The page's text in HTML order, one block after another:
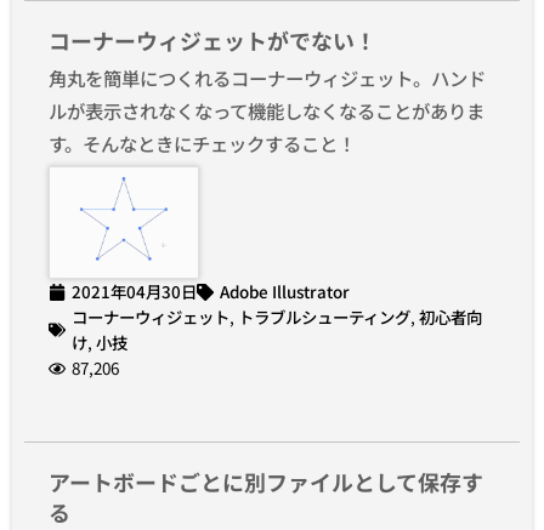
コーナーウィジェットがでない！
角丸を簡単につくれるコーナーウィジェット。ハンド
ルが表示されなくなって機能しなくなることがありま
す。そんなときにチェックすること！
2021年04月30日
Adobe Illustrator
コーナーウィジェット, トラブルシューティング, 初心者向
け, 小技
87,206
アートボードごとに別ファイルとして保存す
る